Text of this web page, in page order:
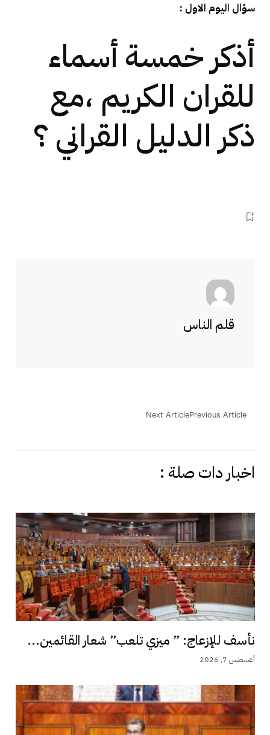
سؤال اليوم الاول :
أذكر خمسة أسماء
للقران الكريم ،مع
ذكر الدليل القراني ؟
قلم الناس
Previous Article
Next Article
اخبار دات صلة :
نأسف للإزعاج: ” ميزي تلعب” شعار القائمين...
أغسطس 7, 2026